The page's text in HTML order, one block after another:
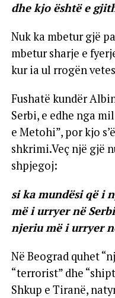
dhe kjo është e
Nuk ka mbetur gjë
mbetur sharje e
kur ia ul rrogën
Fushatë kundër
Serbi, e edhe nga
e Metohi”, por kjo
shkrimi.Veç një gjë
shpjegoj:
si ka mundësi që i
më i urryer në
njeriu më i urryer
Në Beograd quhet
“terrorist” dhe
Shkup e Tiranë,